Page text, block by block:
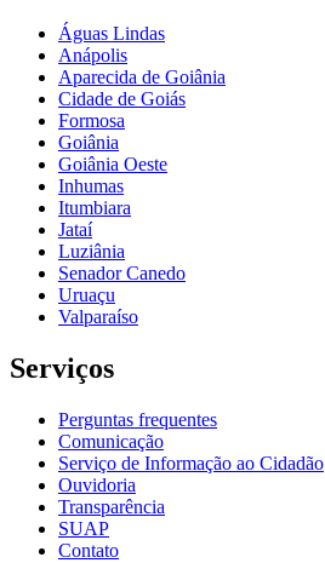
Águas Lindas
Anápolis
Aparecida de Goiânia
Cidade de Goiás
Formosa
Goiânia
Goiânia Oeste
Inhumas
Itumbiara
Jataí
Luziânia
Senador Canedo
Uruaçu
Valparaíso
Serviços
Perguntas frequentes
Comunicação
Serviço de Informação ao Cidadão
Ouvidoria
Transparência
SUAP
Contato